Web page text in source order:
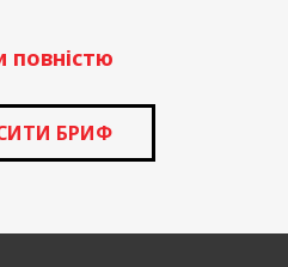
повністю
БРИФ